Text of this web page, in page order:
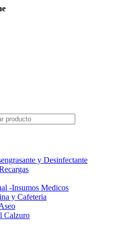
y Desinfectante
-Insumos Medicos
y Cafeteria
Calzuro